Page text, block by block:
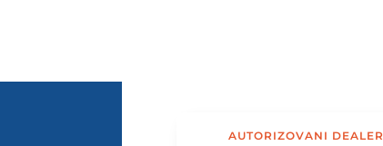
AUTORIZOVANI DEALER